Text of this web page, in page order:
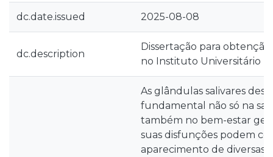
dc.date.issued 2025-08-08
dc.description
Dissertação para
no Instituto Universitário
As glândulas salivares
fundamental não só na
também no bem-estar
suas disfunções podem
aparecimento de diversas